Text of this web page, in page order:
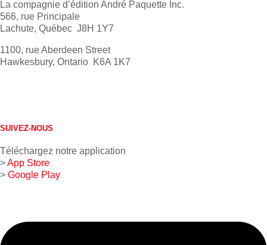
La compagnie d’édition André Paquette Inc.
566, rue Principale
Lachute, Québec J8H 1Y7
1100, rue Aberdeen Street
Hawkesbury, Ontario K6A 1K7
SUIVEZ-NOUS
Téléchargez notre application
>App Store
> Google Play